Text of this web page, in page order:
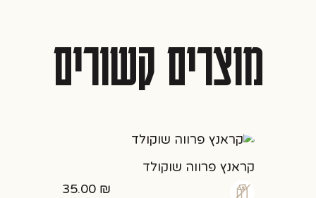
מוצרים קשורים
קראנץ פרווה שוקולד
35.00 ₪